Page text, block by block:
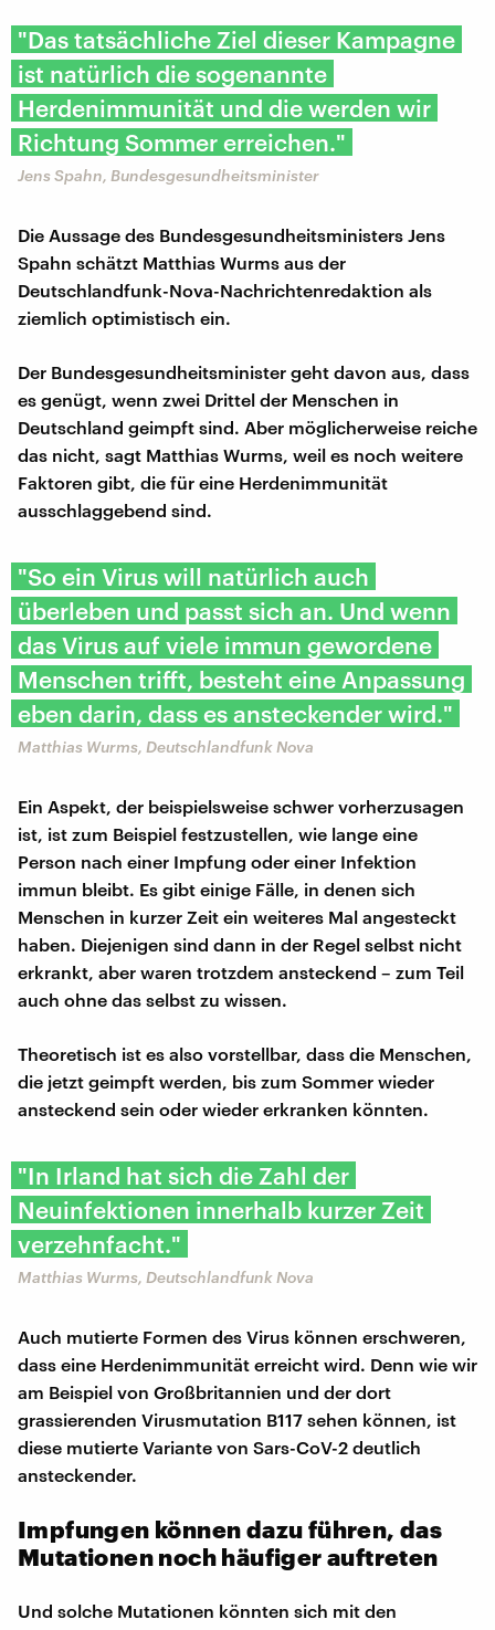
"Das tatsächliche Ziel dieser Kampagne
ist natürlich die sogenannte
Herdenimmunität und die werden wir
Richtung Sommer erreichen."
Jens Spahn, Bundesgesundheitsminister
Die Aussage des Bundesgesundheitsministers Jens
Spahn schätzt Matthias Wurms aus der
Deutschlandfunk-Nova-Nachrichtenredaktion als
ziemlich optimistisch ein.
Der Bundesgesundheitsminister geht davon aus, dass
es genügt, wenn zwei Drittel der Menschen in
Deutschland geimpft sind. Aber möglicherweise reiche
das nicht, sagt Matthias Wurms, weil es noch weitere
Faktoren gibt, die für eine Herdenimmunität
ausschlaggebend sind.
"So ein Virus will natürlich auch
überleben und passt sich an. Und wenn
das Virus auf viele immun gewordene
Menschen trifft, besteht eine Anpassung
eben darin, dass es ansteckender wird."
Matthias Wurms, Deutschlandfunk Nova
Ein Aspekt, der beispielsweise schwer vorherzusagen
ist, ist zum Beispiel festzustellen, wie lange eine
Person nach einer Impfung oder einer Infektion
immun bleibt. Es gibt einige Fälle, in denen sich
Menschen in kurzer Zeit ein weiteres Mal angesteckt
haben. Diejenigen sind dann in der Regel selbst nicht
erkrankt, aber waren trotzdem ansteckend – zum Teil
auch ohne das selbst zu wissen.
Theoretisch ist es also vorstellbar, dass die Menschen,
die jetzt geimpft werden, bis zum Sommer wieder
ansteckend sein oder wieder erkranken könnten.
"In Irland hat sich die Zahl der
Neuinfektionen innerhalb kurzer Zeit
verzehnfacht."
Matthias Wurms, Deutschlandfunk Nova
Auch mutierte Formen des Virus können erschweren,
dass eine Herdenimmunität erreicht wird. Denn wie wir
am Beispiel von Großbritannien und der dort
grassierenden Virusmutation B117 sehen können, ist
diese mutierte Variante von Sars-CoV-2 deutlich
ansteckender.
Impfungen können dazu führen, das
Mutationen noch häufiger auftreten
Und solche Mutationen könnten sich mit den